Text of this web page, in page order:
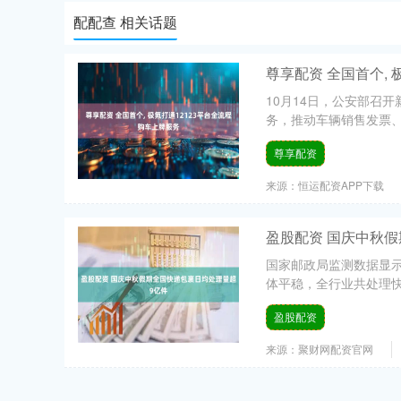
配配查 相关话题
尊享配资 全国首个,
10月14日，公安部召开
务，推动车辆销售发票
尊享配资
来源：恒运配资APP下载
盈股配资 国庆中秋
国家邮政局监测数据显
体平稳，全行业共处理
盈股配资
来源：聚财网配资官网